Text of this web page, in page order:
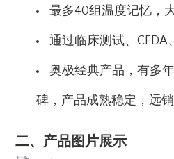
最多40组温度记忆，
通过临床测试、CFDA
奥极经典产品，有多
碑，产品成熟稳定，远
二、产品图片展示